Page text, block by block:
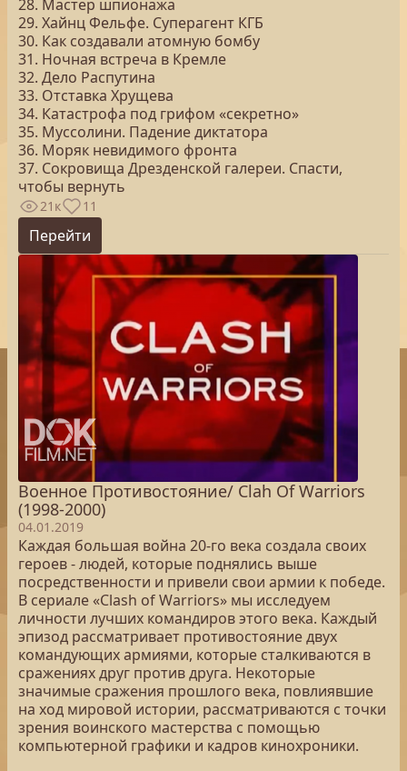
28. Мастер шпионажа
29. Хайнц Фельфе. Суперагент КГБ
30. Как создавали атомную бомбу
31. Ночная встреча в Кремле
32. Дело Распутина
33. Отставка Хрущева
34. Катастрофа под грифом «секретно»
35. Муссолини. Падение диктатора
36. Моряк невидимого фронта
37. Сокровища Дрезденской галереи. Спасти,
чтобы вернуть
21к 11
Перейти
Военное Противостояние/ Clah Of Warriors
(1998-2000)
04.01.2019
Каждая большая война 20-го века создала своих
героев - людей, которые поднялись выше
посредственности и привели свои армии к победе.
В сериале «Clash of Warriors» мы исследуем
личности лучших командиров этого века. Каждый
эпизод рассматривает противостояние двух
командующих армиями, которые сталкиваются в
сражениях друг против друга. Некоторые
значимые сражения прошлого века, повлиявшие
на ход мировой истории, рассматриваются с точки
зрения воинского мастерства с помощью
компьютерной графики и кадров кинохроники.